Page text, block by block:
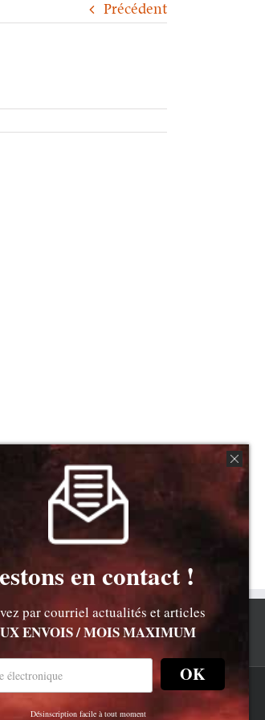
Précédent
Facebook
X
en contact !
par courriel actualités et articles
ENVOIS / MOIS MAXIMUM
OK
Désinscription facile à tout moment